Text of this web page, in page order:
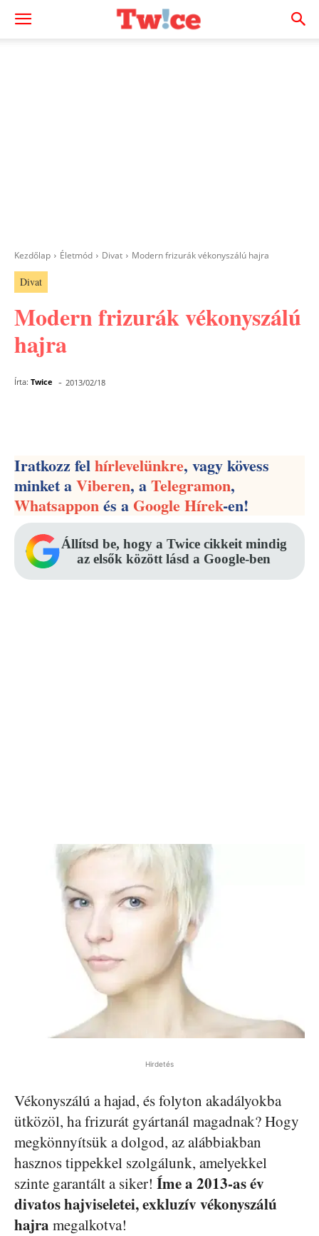
Kezdőlap Életmód Divat Modern frizurák vékonyszálú hajra
Divat
Modern frizurák vékonyszálú
hajra
Írta: Twice - 2013/02/18
Iratkozz felhírlevelünkre, vagy kövess
minket aViberen, aTelegramon,
Whatsapponés aGoogle Hírek-en!
Állítsd be, hogy a Twice cikkeit mindig
az elsők között lásd a Google-ben
Hirdetés
Vékonyszálú a hajad, és folyton akadályokba
ütközöl, ha frizurát gyártanál magadnak? Hogy
megkönnyítsük a dolgod, az alábbiakban
hasznos tippekkel szolgálunk, amelyekkel
szinte garantált a siker! Íme a 2013-as év
divatos hajviseletei, exkluzív vékonyszálú
hajra megalkotva!